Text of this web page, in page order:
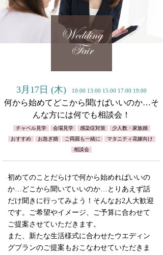
Wedding
Fair
3月17日 (木) 10:00 13:00 15:00 17:00 19:00
何から始めてどこから聞けばいいのか…そ
んな方には何でも相談会！
チャペル見学 会場見学 感染症対策
少人数・家族婚
おすすめ
お急ぎ婚 ご両親も一緒に
マタニティ花嫁向け
相談会
初めてのことだらけで何から始めればいいの
か…どこから聞いていいのか…とりあえず話
だけ聞きに行ってみよう！そんなお2人大歓迎
です。ご希望やイメージ、ご予算に合わせて
ご提案させていただきます。
また、新たな生活様式に合わせたウエディン
グプランのご提案もおこなわせていただきま